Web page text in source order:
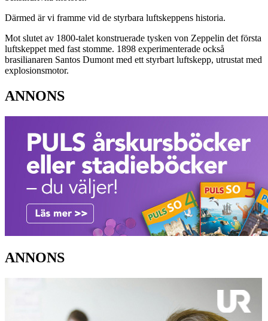
Därmed är vi framme vid de styrbara luftskeppens historia.
Mot slutet av 1800-talet konstruerade tysken von Zeppelin det första
luftskeppet med fast stomme. 1898 experimenterade också
brasilianaren Santos Dumont med ett styrbart luftskepp, utrustat med
explosionsmotor.
ANNONS
ANNONS